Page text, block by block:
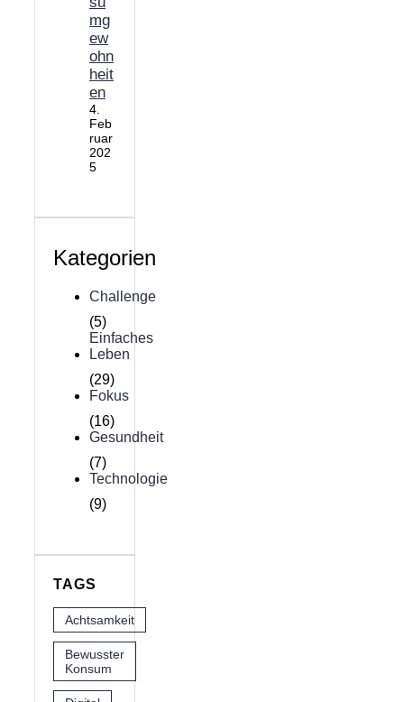
mg
ew
ohn
heit
en
4.
Feb
ruar
202
5
Kategorien
Challenge
(5)
Einfaches
Leben
(29)
Fokus
(16)
Gesundheit
(7)
Technologie
(9)
TAGS
Achtsamkeit
Bewusster
Konsum